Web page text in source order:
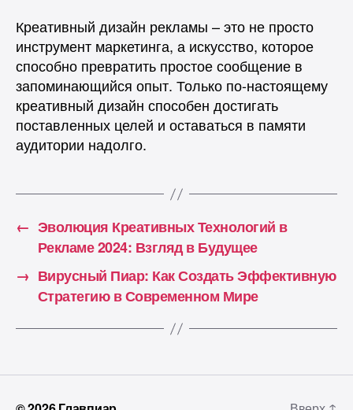
Креативный дизайн рекламы – это не просто
инструмент маркетинга, а искусство, которое
способно превратить простое сообщение в
запоминающийся опыт. Только по-настоящему
креативный дизайн способен достигать
поставленных целей и оставаться в памяти
аудитории надолго.
← Эволюция Креативных Технологий в
Рекламе 2024: Взгляд в Будущее
→ Вирусный Пиар: Как Создать Эффективную
Стратегию в Современном Мире